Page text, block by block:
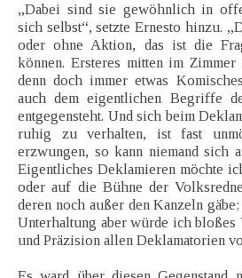
„Dabei sind sie gewöhnlich in
sich selbst“, setzte Ernesto hinzu.
oder ohne Aktion, das ist die
können. Ersteres mitten im
denn doch immer etwas
auch dem eigentlichen Begriffe
entgegensteht. Und sich beim
ruhig zu verhalten, ist fast
erzwungen, so kann niemand sich
Eigentliches Deklamieren möchte
oder auf die Bühne der
deren noch außer den Kanzeln
Unterhaltung aber würde ich
und Präzision allen Deklamatorien